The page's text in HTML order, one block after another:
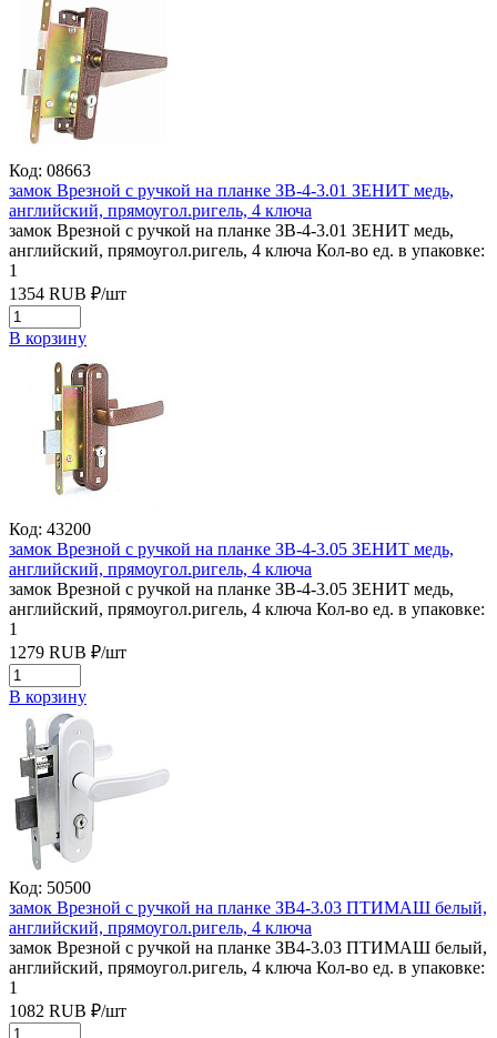
Код: 08663
замок Врезной с ручкой на планке ЗВ-4-3.01 ЗЕНИТ медь,
английский, прямоугол.ригель, 4 ключа
замок Врезной с ручкой на планке ЗВ-4-3.01 ЗЕНИТ медь,
английский, прямоугол.ригель, 4 ключа Кол-во ед. в упаковке:
1
1354 RUB ₽/шт
В корзину
Код: 43200
замок Врезной с ручкой на планке ЗВ-4-3.05 ЗЕНИТ медь,
английский, прямоугол.ригель, 4 ключа
замок Врезной с ручкой на планке ЗВ-4-3.05 ЗЕНИТ медь,
английский, прямоугол.ригель, 4 ключа Кол-во ед. в упаковке:
1
1279 RUB ₽/шт
В корзину
Код: 50500
замок Врезной с ручкой на планке ЗВ4-3.03 ПТИМАШ белый,
английский, прямоугол.ригель, 4 ключа
замок Врезной с ручкой на планке ЗВ4-3.03 ПТИМАШ белый,
английский, прямоугол.ригель, 4 ключа Кол-во ед. в упаковке:
1
1082 RUB ₽/шт